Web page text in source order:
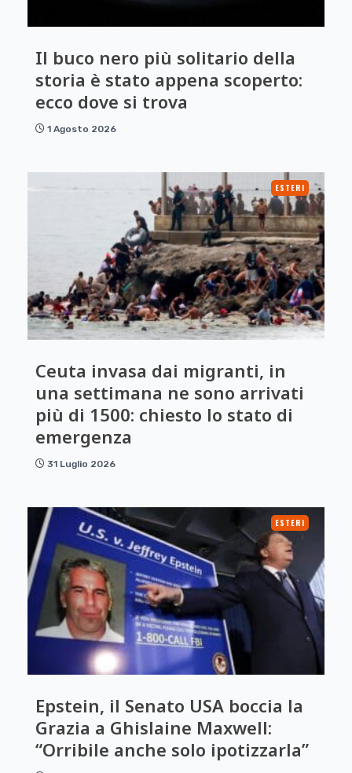
Il buco nero più solitario della
storia è stato appena scoperto:
ecco dove si trova
1 Agosto 2026
ESTERI
Ceuta invasa dai migranti, in
una settimana ne sono arrivati
più di 1500: chiesto lo stato di
emergenza
31 Luglio 2026
ESTERI
Epstein, il Senato USA boccia la
Grazia a Ghislaine Maxwell:
“Orribile anche solo ipotizzarla”